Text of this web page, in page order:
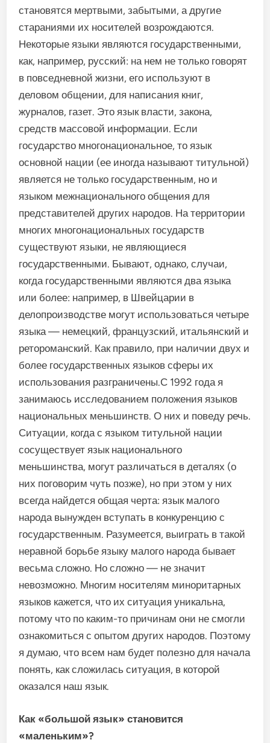
становятся мертвыми, забытыми, а другие
стараниями их носителей возрождаются.
Некоторые языки являются государственными,
как, например, русский: на нем не только говорят
в повседневной жизни, его используют в
деловом общении, для написания книг,
журналов, газет. Это язык власти, закона,
средств массовой информации. Если
государство многонациональное, то язык
основной нации (ее иногда называют титульной)
является не только государственным, но и
языком межнационального общения для
представителей других народов. На территории
многих многонациональных государств
существуют языки, не являющиеся
государственными. Бывают, однако, случаи,
когда государственными являются два языка
или более: например, в Швейцарии в
делопроизводстве могут использоваться четыре
языка — немецкий, французский, итальянский и
ретороманский. Как правило, при наличии двух и
более государственных языков сферы их
использования разграничены.С 1992 года я
занимаюсь исследованием положения языков
национальных меньшинств. О них и поведу речь.
Ситуации, когда с языком титульной нации
сосуществует язык национального
меньшинства, могут различаться в деталях (о
них поговорим чуть позже), но при этом у них
всегда найдется общая черта: язык малого
народа вынужден вступать в конкуренцию с
государственным. Разумеется, выиграть в такой
неравной борьбе языку малого народа бывает
весьма сложно. Но сложно — не значит
невозможно. Многим носителям миноритарных
языков кажется, что их ситуация уникальна,
потому что по каким-то причинам они не смогли
ознакомиться с опытом других народов. Поэтому
я думаю, что всем нам будет полезно для начала
понять, как сложилась ситуация, в которой
оказался наш язык.
Как «большой язык» становится
«маленьким»?